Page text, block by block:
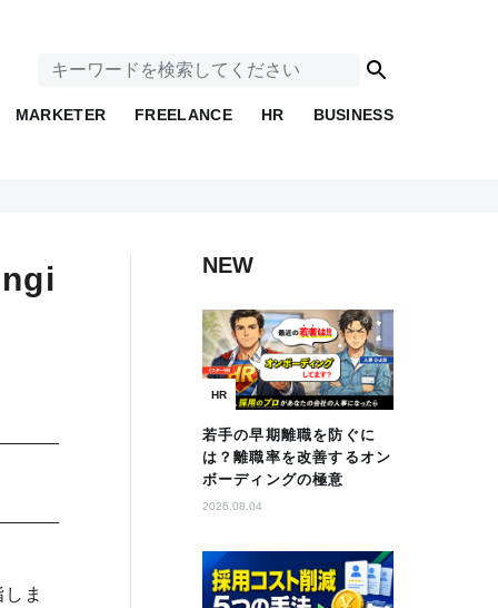
MARKETER FREELANCE HR BUSINESS
ま
NEW
HR
若手の早期離職を防ぐに
は？離職率を改善するオン
ボーディングの極意
2026.08.04